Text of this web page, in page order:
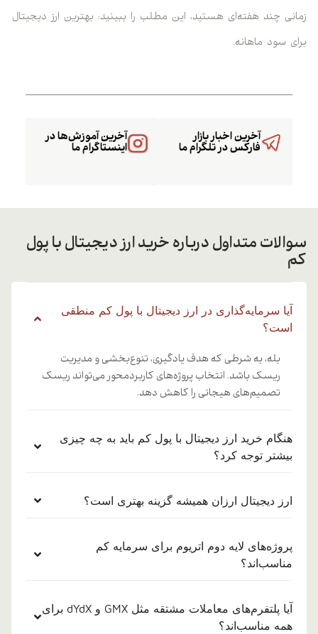
زمانی چند هفته‌ای هستید، این مطلب را ببینید: بهترین ارز دیجیتال
برای سود ماهانه.
آخرین آموزش‌ها در
اینستاگرام ما
آخرین اخبار بازار
فارکس در تلگرام ما
سوالات متداول درباره خرید ارز دیجیتال با پول
کم
آیا سرمایه‌گذاری در ارز دیجیتال با پول کم منطقی
است؟
بله، به شرطی که هدف یادگیری، تنوع‌بخشی و مدیریت
ریسک باشد. انتخاب پروژه‌های کاربردمحور می‌تواند ریسک
تصمیم‌های هیجانی را کاهش دهد.
هنگام خرید ارز دیجیتال با پول کم باید به چه چیزی
بیشتر توجه کرد؟
ارز دیجیتال ارزان همیشه گزینه بهتری است؟
پروژه‌های لایه دوم اتریوم برای سرمایه کم
مناسب‌اند؟
آیا پلتفرم‌های معاملات مشتقه مثل GMX و dYdX برای
همه مناسب‌اند؟